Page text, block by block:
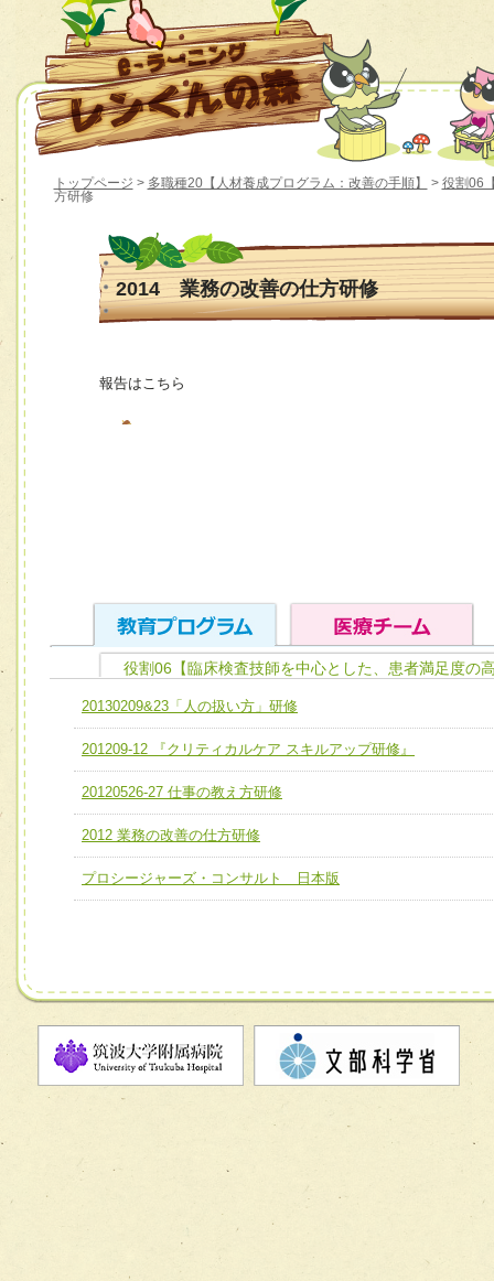
トップページ > 多職種20【人材養成プログラム：改善の手順】 > 役割06
方研修
2014 業務の改善の仕方研修
報告はこちら
ユニット１ 医療人としての基礎能力
全人的医療を実践する医療人として、必要な基礎能力を身
ける
ユニット２ チーム医療構成力
必要に応じて柔軟に医療チームを組織し、強調できる
ユニット３ 多職種連携力
他職種の視点とスキルを学び、相互理解と連携を深める
チーム01【病院内横断的問題解決チーム】
チーム02【地域医療連携推進による高度医療を必要とする
宅患者等支援チーム】
チーム03【癌患者服薬サポートチーム】
チーム04【口腔ケアチーム】
チーム07【病院職員に対する院内感染対策教育チーム】
チーム08【地域関係機関と連携した小児リハビリテーショ
チーム】
チーム09【術前から始める周術期リハビリテーションチー
チーム11【摂食・嚥下サポートチーム】
チーム12【こどもの食育支援チーム】
役割06【臨床検査技師を中心とした、患者満足度の
20130209&23「人の扱い方」研修
201209-12 『クリティカルケア スキルアップ研修』
20120526-27 仕事の教え方研修
2012 業務の改善の仕方研修
プロシージャーズ・コンサルト 日本版